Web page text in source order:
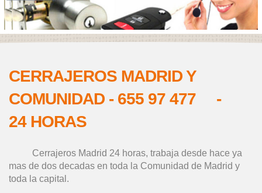
CERRAJEROS MADRID Y
COMUNIDAD - 655 97 477 -
24 HORAS
Cerrajeros Madrid 24 horas, trabaja desde hace ya
mas de dos decadas en toda la Comunidad de Madrid y
toda la capital.